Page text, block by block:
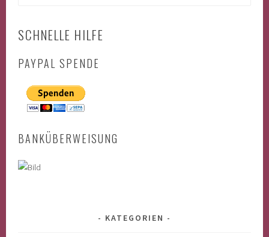
SCHNELLE HILFE
PAYPAL SPENDE
BANKÜBERWEISUNG
KATEGORIEN